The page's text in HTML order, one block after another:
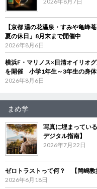
【京都 湯の花温泉・すみや亀峰
夏の休日」8月末まで開催中
2026年8月6日
横浜F・マリノス×日清オイリオ
を開催 小学1年生～3年生の身体
2026年8月6日
まめ学
写真に埋まってい
デジタル指南】
2026年7月22日
ゼロトラストって何？ 【岡嶋教
2026年6月18日